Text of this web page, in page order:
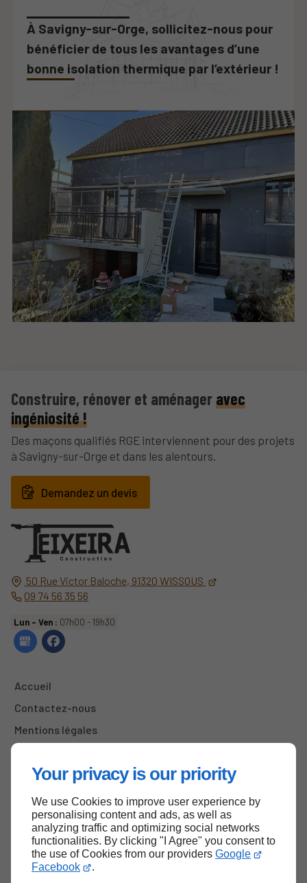
Your privacy is our priority
We use Cookies to improve user experience by
personalising content and ads, as well as
analyzing traffic and optimizing social networks
functionalities. By clicking "I Agree" you consent to
the use of Cookies from our providers Google
Facebook
.
À Savigny-sur-Orge, sollicitez-nous pour
bénéficier de tous les avantages d’une
bonne isolation thermique par l’extérieur !
50 Rue Victor Baloche, 91320 WISSOUS
09 74 56 35 56
Lun - Ven : 07h00 - 19h30
Accueil
Contactez-nous
Mentions légales
Construire, rénover et aménageravec
ingéniosité !
Des maçons qualifiés RGE interviennent pour des projets
à Savigny-sur-Orge et dans les alentours.
Demandez un devis
Haut de page